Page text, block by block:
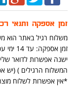
זמן אספקה ותנאי
משלוח רגיל באתר הוא
זמן אספקה: עד 14 ימי עסקים.
המשלוח הרגילים ) (יש
*אין אפשרות לשלוח